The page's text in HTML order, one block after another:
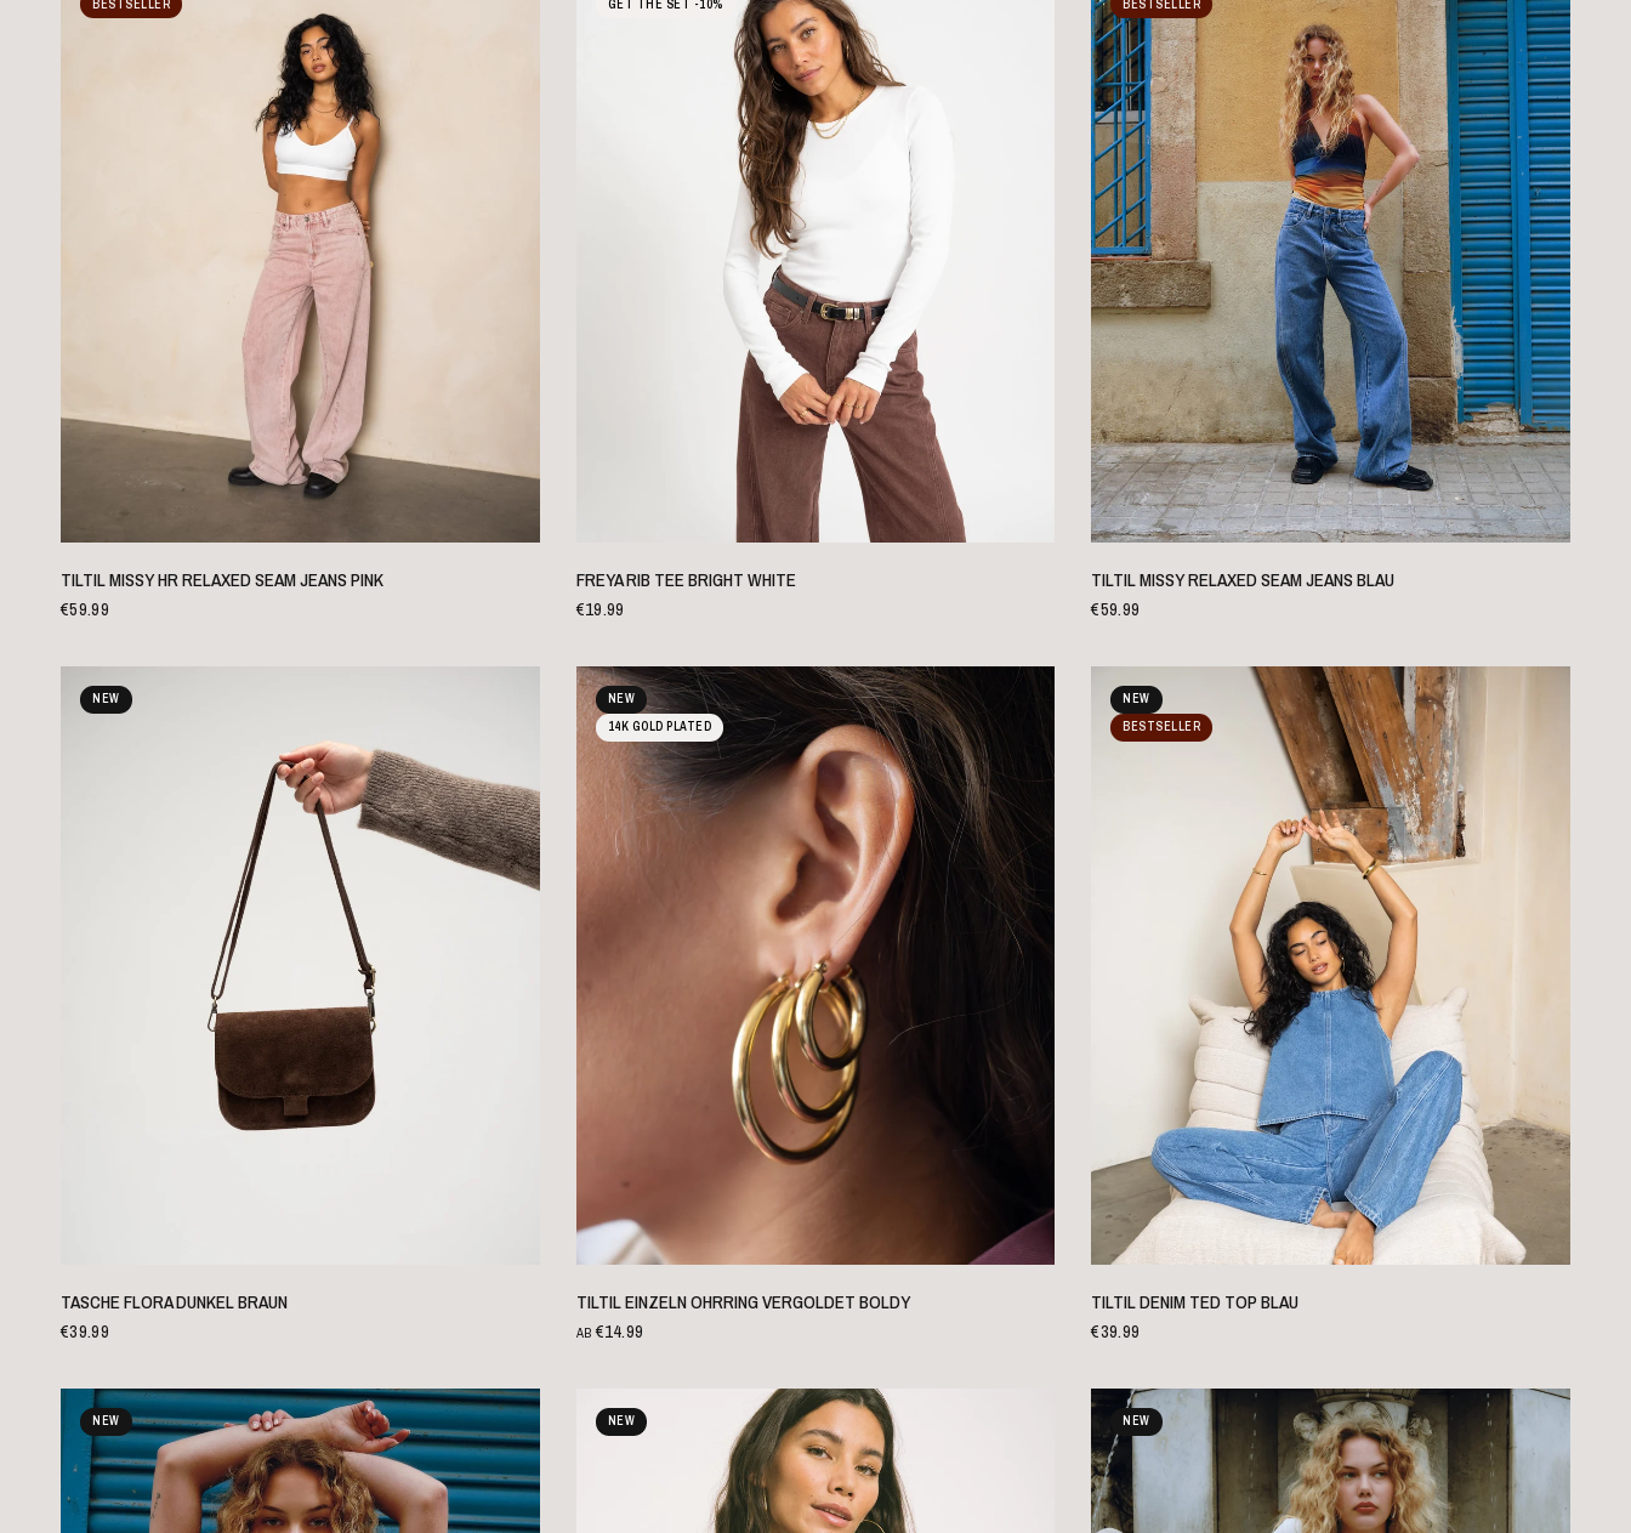
BESTSELLER
TILTIL MISSY HR RELAXED SEAM JEANS PINK
€59.99
GET THE SET -10%
FREYA RIB TEE BRIGHT WHITE
€19.99
BESTSELLER
TILTIL MISSY RELAXED SEAM JEANS BLAU
€59.99
NEW
TASCHE FLORA DUNKEL BRAUN
€39.99
NEW
14K GOLD PLATED
TILTIL EINZELN OHRRING VERGOLDET BOLDY
AB €14.99
NEW
BESTSELLER
TILTIL DENIM TED TOP BLAU
€39.99
NEW NEW NEW